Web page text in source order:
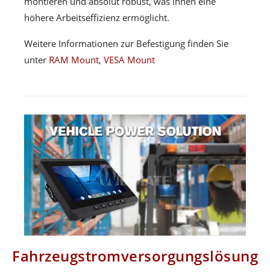
höhere Arbeitseffizienz ermöglicht.
Weitere Informationen zur Befestigung finden Sie
unter RAM Mount, VESA Mount
Fahrzeugstromversorgungslösung